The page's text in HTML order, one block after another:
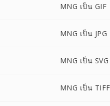
MNG เป็น GIF
MNG เป็น JPG
MNG เป็น SVG
MNG เป็น TIFF